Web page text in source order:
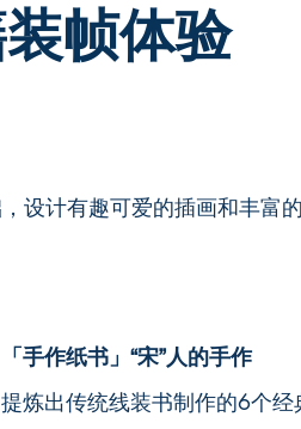
装帧体验
设计有趣可爱的插画和丰富
「手作纸书」“宋”人的手作
提炼出传统线装书制作的6个